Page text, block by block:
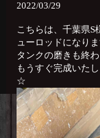
2022/03/29
こちらは、千葉県S
ューロッドになり
タンクの磨きも終
もうすぐ完成いた
☆